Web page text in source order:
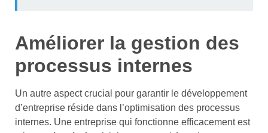
Améliorer la gestion des
processus internes
Un autre aspect crucial pour garantir le développement
d’entreprise réside dans l’optimisation des processus
internes. Une entreprise qui fonctionne efficacement est